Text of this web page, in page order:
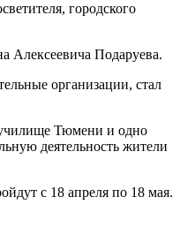
городского
Алексеевича Подаруева.
организации, стал
Тюмени и одно
деятельность жители
с 18 апреля по 18 мая.